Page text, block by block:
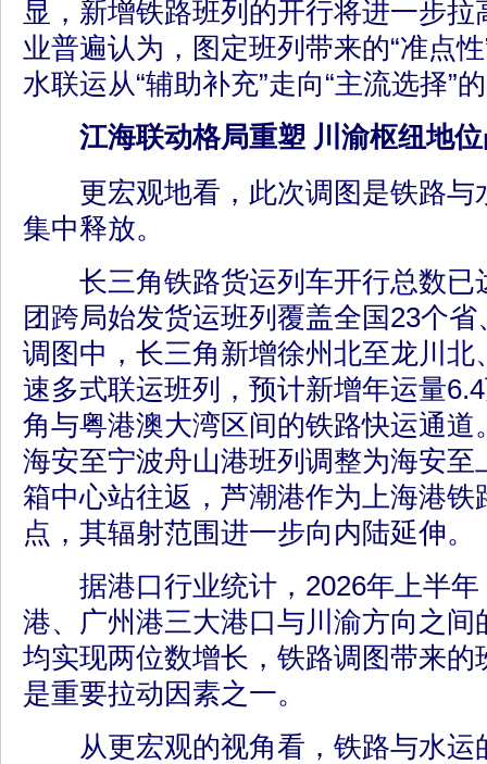
显，新增铁路班列的开行将进一步
业普遍认为，图定班列带来的“准点性
水联运从“辅助补充”走向“主流选择”
江海联动格局重塑 川渝枢纽地位
更宏观地看，此次调图是铁路与
集中释放。
长三角铁路货运列车开行总数已
团跨局始发货运班列覆盖全国23个
调图中，长三角新增徐州北至龙川北
速多式联运班列，预计新增年运量
角与粤港澳大湾区间的铁路快运通道
海安至宁波舟山港班列调整为海安至
箱中心站往返，芦潮港作为上海港铁
点，其辐射范围进一步向内陆延伸。
据港口行业统计，2026年上半年
港、广州港三大港口与川渝方向之间
均实现两位数增长，铁路调图带来的
是重要拉动因素之一。
从更宏观的视角看，铁路与水运